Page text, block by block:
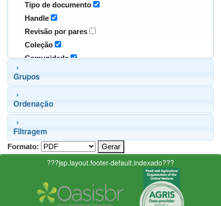
Tipo de documento
Handle
Revisão por pares
Coleção
Comunidade
Grupos
Ordenação
Filtragem
Formato:
???jsp.layout.footer-default.indexado???